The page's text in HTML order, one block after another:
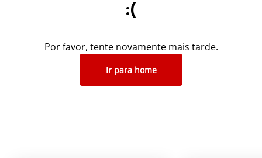
:(
Por favor, tente novamente mais tarde.
Ir para home